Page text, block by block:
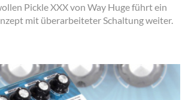
Pickle XXX von Way Huge führt ein
mit überarbeiteter Schaltung weiter.